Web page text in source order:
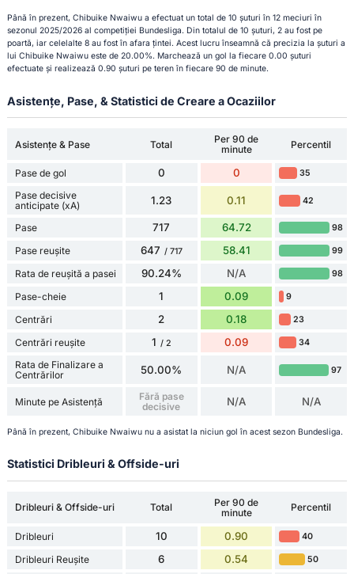
Până în prezent, Chibuike Nwaiwu a efectuat un total de 10 șuturi în 12 meciuri în
sezonul 2025/2026 al competiției Bundesliga. Din totalul de 10 șuturi, 2 au fost pe
poartă, iar celelalte 8 au fost în afara țintei. Acest lucru înseamnă că precizia la șuturi a
lui Chibuike Nwaiwu este de 20.00%. Marchează un gol la fiecare 0.00 șuturi
efectuate și realizează 0.90 șuturi pe teren în fiecare 90 de minute.
Asistențe, Pase, & Statistici de Creare a Ocaziilor
Asistențe & Pase Total
Per 90 de
minute
Percentil
Pase de gol 0 0 35
Pase decisive
anticipate (xA)
1.23 0.11 42
Pase 717 64.72 98
Pase reușite 647 / 717 58.41 99
Rata de reușită a pasei 90.24% N/A 98
Pase-cheie 1 0.09 9
Centrări 2 0.18 23
Centrări reușite 1 / 2 0.09 34
Rata de Finalizare a
Centrărilor
50.00% N/A 97
Minute pe Asistență
Fără pase
decisive
N/A N/A
Până în prezent, Chibuike Nwaiwu nu a asistat la niciun gol în acest sezon Bundesliga.
Statistici Dribleuri & Offside-uri
Dribleuri & Offside-uri Total
Per 90 de
minute
Percentil
Dribleuri 10 0.90 40
Dribleuri Reușite 6 0.54 50